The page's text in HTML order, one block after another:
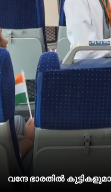
വന്ദേ ഭാരതില്‍